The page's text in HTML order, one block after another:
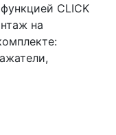
CLICK
на